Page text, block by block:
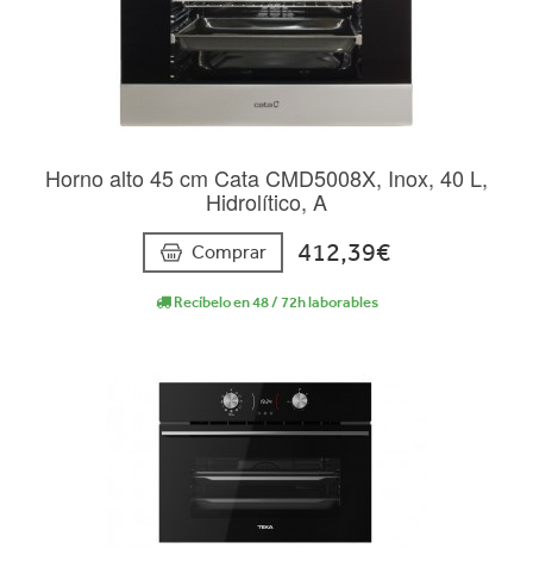
Horno alto 45 cm Cata CMD5008X, Inox, 40 L,
Hidrolítico, A
Comprar 412,39€
Recíbelo en 48 / 72h laborables